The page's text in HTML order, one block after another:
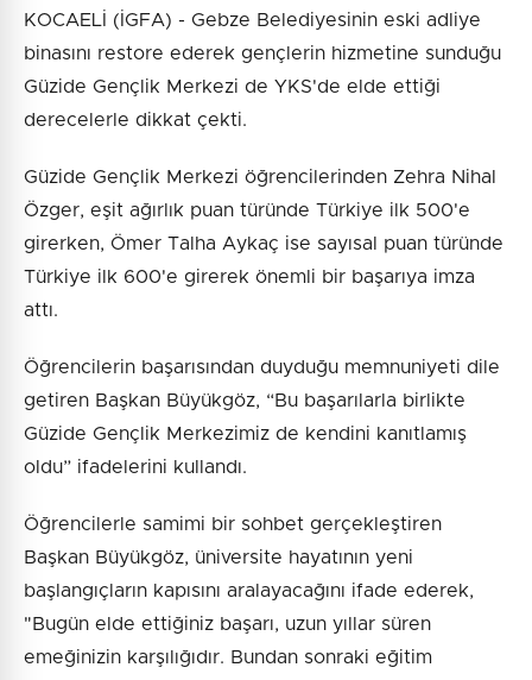
KOCAELİ (İGFA) - Gebze Belediyesinin eski adliye
binasını restore ederek gençlerin hizmetine sunduğu
Güzide Gençlik Merkezi de YKS'de elde ettiği
derecelerle dikkat çekti.
Güzide Gençlik Merkezi öğrencilerinden Zehra Nihal
Özger, eşit ağırlık puan türünde Türkiye ilk 500'e
girerken, Ömer Talha Aykaç ise sayısal puan türünde
Türkiye ilk 600'e girerek önemli bir başarıya imza
attı.
Öğrencilerin başarısından duyduğu memnuniyeti dile
getiren Başkan Büyükgöz, “Bu başarılarla birlikte
Güzide Gençlik Merkezimiz de kendini kanıtlamış
oldu” ifadelerini kullandı.
Öğrencilerle samimi bir sohbet gerçekleştiren
Başkan Büyükgöz, üniversite hayatının yeni
başlangıçların kapısını aralayacağını ifade ederek,
"Bugün elde ettiğiniz başarı, uzun yıllar süren
emeğinizin karşılığıdır. Bundan sonraki eğitim